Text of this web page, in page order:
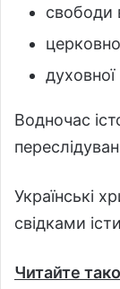
свободи
духовної
Водночас
Українські
свідками
Читайте